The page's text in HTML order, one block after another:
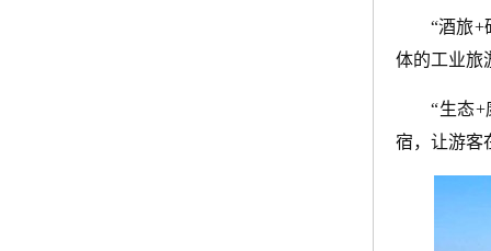
“酒旅+
体的工业旅
“生态
宿，让游客